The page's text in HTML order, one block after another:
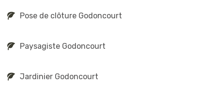
Pose de clôture Godoncourt
Paysagiste Godoncourt
Jardinier Godoncourt